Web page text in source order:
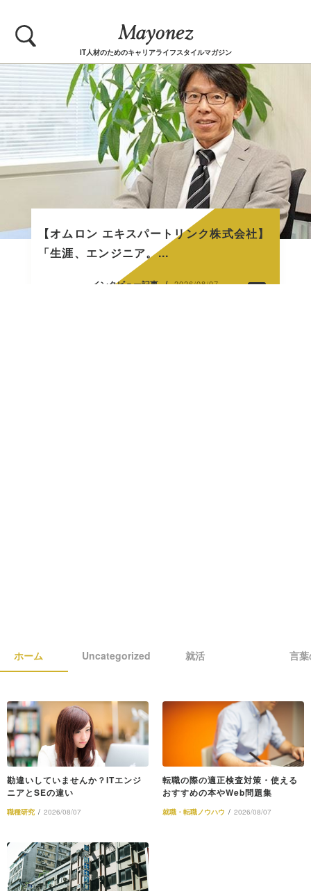
IT人材のためのキャリアライフスタイルマガジン
【オムロン エキスパートリンク株式会社】
「生涯、エンジニア。...
インタビュー記事 / 2026/08/07
ホーム Uncategorized 就活 言
勘違いしていませんか？ITエンジ
ニアとSEの違い
職種研究 / 2026/08/07
転職の際の適正検査対策・使える
おすすめの本やWeb問題集
就職・転職ノウハウ / 2026/08/07